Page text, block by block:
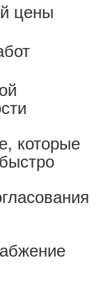
цены
которые